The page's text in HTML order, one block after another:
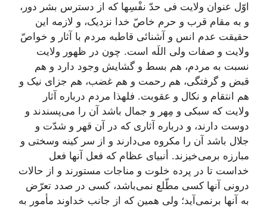
اوّل عنوان ولایت فی حدّ نفْسِها که از دسترس بشر دور،
و به مقام قرب و حرم خاصّ خدا نزدیک، و لازمه این
حقیقت عدم انس و آشنائی قاطبه مردم با آثار و خواصّ
ولایت و صفات ولی اللَه است. چون در ظهور ولایت
نسبت به مردم، هم بسط و گشایش وجود دارد و هم
قبض و گرفتگی، هم رحمت و هم غضب، هم جزای نیک و
هم انتقام و نکال و عقوبت. فلهذا مردم درباره آثار
ولایت که سبکی و مِهر و جمال باشد آن را می‌پسندند و
دوست دارند، و درباره آثاری که در آن قهر و شدّت و
جلال باشد آن را مکروه می‌دارند و از سر کینه وسختی و
مبارزه برمی‌خیزند. أنبیای عظام که فعل آنها فعل
خداست تا در پرده خلوت و مناجات مستورند و از حالات
درونی آنها کسی مطّلع نمی‌باشد، کسی در صدد تعرّض
به آنها برنمی‌آید؛ ولی همین که از جانب خداوند مأمور به